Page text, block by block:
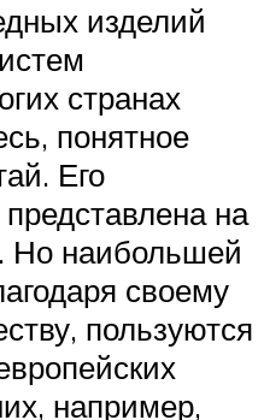
изделий
странах
понятное
Его
на
Но наибольшей
своему
пользуются
например,